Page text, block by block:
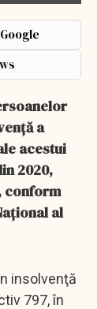
a
acestui
2020,
conform
al
insolvenţă
797, în